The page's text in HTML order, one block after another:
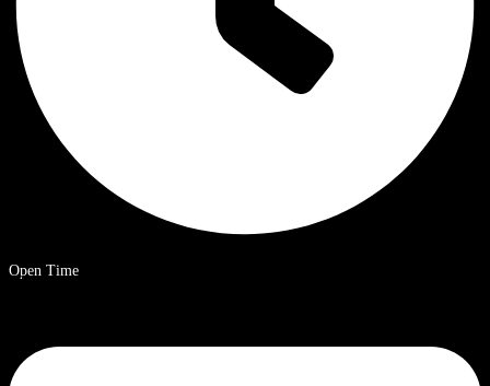
Open Time
09.00 – 20.00 uur Chinese standaardtijd.